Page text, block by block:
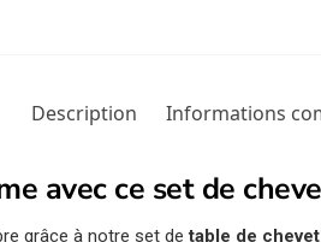
Description Informations
avec ce set de
grâce à notre set detable de